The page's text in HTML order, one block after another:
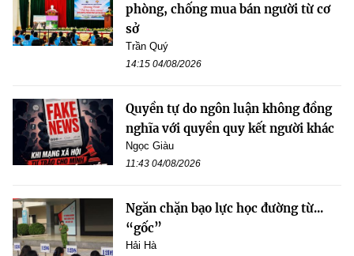
phòng, chống mua bán người từ cơ
sở
Trần Quý
14:15 04/08/2026
Quyền tự do ngôn luận không đồng
nghĩa với quyền quy kết người khác
Ngọc Giàu
11:43 04/08/2026
Ngăn chặn bạo lực học đường từ...
“gốc”
Hải Hà